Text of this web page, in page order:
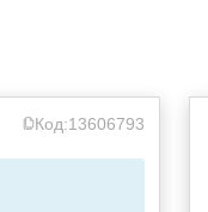
Код:13606793